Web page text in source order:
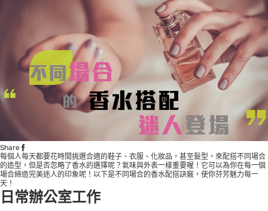
Share
每個人每天都要花時間挑選合適的鞋子、衣服、化妝品，甚至髮型，來配搭不同場合
的造型，但是否忽略了香水的選擇呢？氣味與外表一樣重要喔！它可以為你在每一個
場合締造完美迷人的印象呢！以下是不同場合的香水配搭訣竅，使你芬芳魅力每一
天！
日常辦公室工作